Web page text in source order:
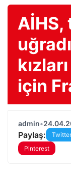
AİHS,
için
admin•
Paylaş: Twitter
Pinterest